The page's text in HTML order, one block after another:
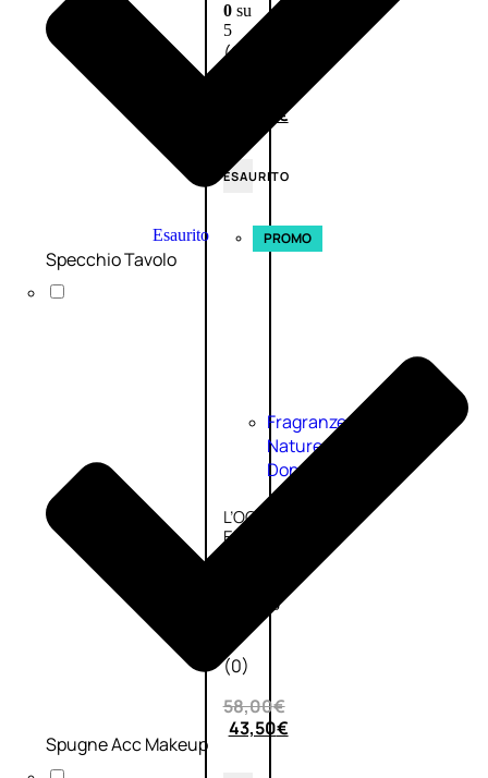
0su
5
(0)
€
ESAURITO
Esaurito PROMO
Fragranze
Nature
Donna
L’OCCITANE
EDT
Valutato
(0)
58,00€
43,50€
Specchio Tavolo
Spugne Acc Makeup